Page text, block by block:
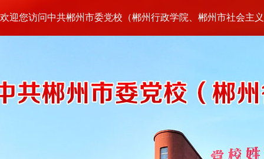
欢迎您访问中共郴州市委党校（郴州行政学院、郴州市社会主